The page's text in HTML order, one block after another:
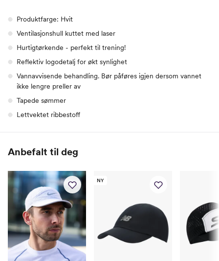
Produktfarge: Hvit
Ventilasjonshull kuttet med laser
Hurtigtørkende - perfekt til trening!
Reflektiv logodetalj for økt synlighet
Vannavvisende behandling. Bør påføres igjen dersom vannet
ikke lengre preller av
Tapede sømmer
Lettvektet ribbestoff
Anbefalt til deg
NY